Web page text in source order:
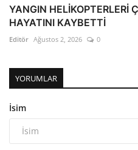
YANGIN HELİKOPTERLERİ
HAYATINI KAYBETTİ
Editör Ağustos 2, 2026 0
YORUMLAR
İsim